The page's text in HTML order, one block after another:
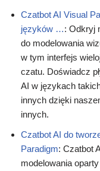
Czatbot AI Visual
języków …: Odkryj
do modelowania
w tym interfejs
czatu. Doświadcz
AI w językach
innych dzięki
innych.
Czatbot AI do
Paradigm: Czatbot
modelowania